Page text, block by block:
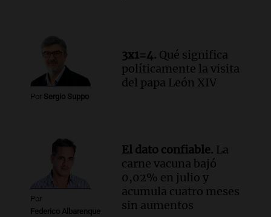
Por Sergio Suppo
3x1=4. Qué significa
políticamente la visita
del papa León XIV
Por
Federico Albarenque
El dato confiable. La
carne vacuna bajó
0,02% en julio y
acumula cuatro meses
sin aumentos